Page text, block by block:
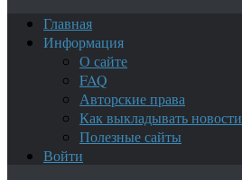
Главная
Информация
О сайте
FAQ
Авторские права
Как выкладывать новости
Полезные сайты
Войти